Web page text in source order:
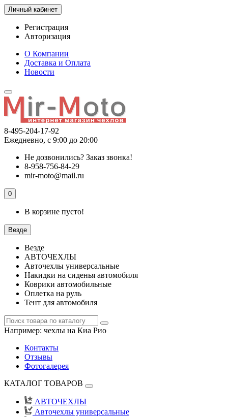
Личный кабинет
Регистрация
Авторизация
О Компании
Доставка и Оплата
Новости
8-495-204-17-92
Ежедневно, с 9:00 до 20:00
Не дозвонились? Заказ звонка!
8-958-756-84-29
mir-moto@mail.ru
0
В корзине пусто!
Везде
Везде
АВТОЧЕХЛЫ
Авточехлы универсальные
Накидки на сиденья автомобиля
Коврики автомобильные
Оплетка на руль
Тент для автомобиля
Например: чехлы на Киа Рио
Контакты
Отзывы
Фотогалерея
КАТАЛОГ ТОВАРОВ
АВТОЧЕХЛЫ
Авточехлы универсальные